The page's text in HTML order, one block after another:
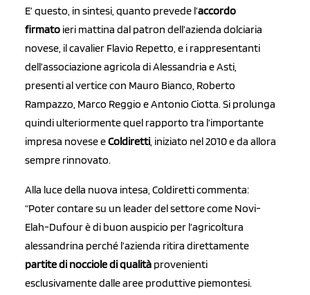
E’ questo, in sintesi, quanto prevede l’accordo
firmato ieri mattina dal patron dell’azienda dolciaria
novese, il cavalier Flavio Repetto, e i rappresentanti
dell’associazione agricola di Alessandria e Asti,
presenti al vertice con Mauro Bianco, Roberto
Rampazzo, Marco Reggio e Antonio Ciotta. Si prolunga
quindi ulteriormente quel rapporto tra l’importante
impresa novese eColdiretti , iniziato nel 2010 e da allora
sempre rinnovato.
Alla luce della nuova intesa, Coldiretti commenta:
“Poter contare su un leader del settore come Novi-
Elah-Dufour è di buon auspicio per l’agricoltura
alessandrina perché l’azienda ritira direttamente
partite di nocciole di qualità provenienti
esclusivamente dalle aree produttive piemontesi.